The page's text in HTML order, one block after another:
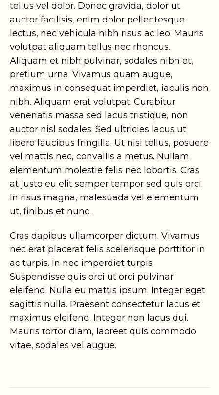
tellus vel dolor. Donec gravida, dolor ut
auctor facilisis, enim dolor pellentesque
lectus, nec vehicula nibh risus ac leo. Mauris
volutpat aliquam tellus nec rhoncus.
Aliquam et nibh pulvinar, sodales nibh et,
pretium urna. Vivamus quam augue,
maximus in consequat imperdiet, iaculis non
nibh. Aliquam erat volutpat. Curabitur
venenatis massa sed lacus tristique, non
auctor nisl sodales. Sed ultricies lacus ut
libero faucibus fringilla. Ut nisi tellus, posuere
vel mattis nec, convallis a metus. Nullam
elementum molestie felis nec lobortis. Cras
at justo eu elit semper tempor sed quis orci.
In risus magna, malesuada vel elementum
ut, finibus et nunc.
Cras dapibus ullamcorper dictum. Vivamus
nec erat placerat felis scelerisque porttitor in
ac turpis. In nec imperdiet turpis.
Suspendisse quis orci ut orci pulvinar
eleifend. Nulla eu mattis ipsum. Integer eget
sagittis nulla. Praesent consectetur lacus et
maximus eleifend. Integer non lacus dui.
Mauris tortor diam, laoreet quis commodo
vitae, sodales vel augue.